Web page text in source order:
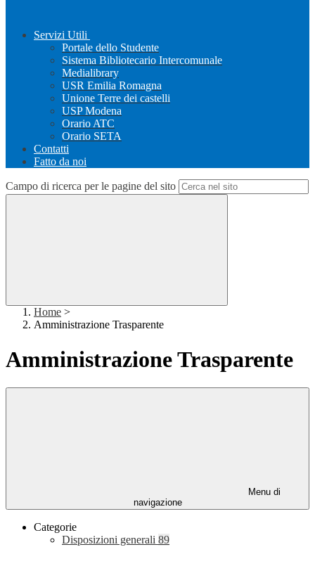
Servizi Utili
Portale dello Studente
Sistema Bibliotecario Intercomunale
Medialibrary
USR Emilia Romagna
Unione Terre dei castelli
USP Modena
Orario ATC
Orario SETA
Contatti
Fatto da noi
Campo di ricerca per le pagine del sito
Home >
Amministrazione Trasparente
Amministrazione Trasparente
Menu di
navigazione
Categorie
Disposizioni generali 89